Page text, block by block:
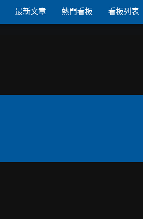
最新文章 熱門看板 看板列表